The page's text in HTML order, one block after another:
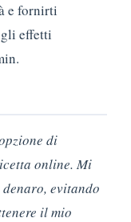
e fornirti
effetti
di
online. Mi
evitando
il mio